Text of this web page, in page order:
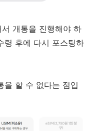
개통을 진행해야 하
령 후에 다시 포스팅하
을 할 수 없다는 점입